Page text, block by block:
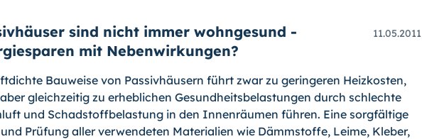
sind nicht immer wohngesund -
mit Nebenwirkungen?
11.05.2011
Bauweise von Passivhäusern führt zwar zu geringeren Heizkosten,
gleichzeitig zu erheblichen Gesundheitsbelas­tungen durch schlechte
und Schadstoffbelastung in den Innenräumen führen. Eine sorgfältige
Prüfung aller verwen­deten Materialien wie Dämmstoffe, Leime, Kleber,